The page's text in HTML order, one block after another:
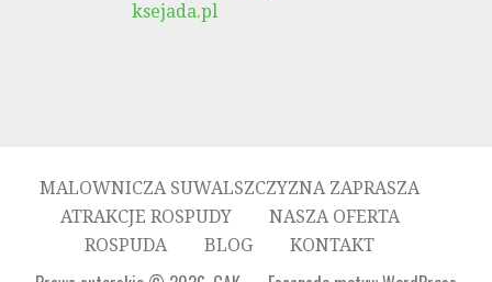
ksejada.pl
MALOWNICZA SUWALSZCZYZNA ZAPRASZA
ATRAKCJE ROSPUDY
NASZA OFERTA
ROSPUDA
BLOG KONTAKT